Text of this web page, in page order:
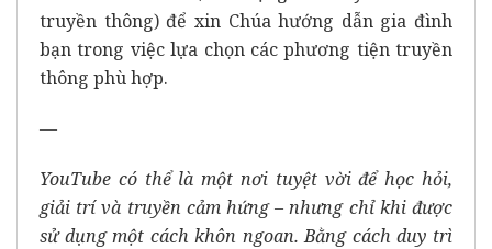
truyền thông) để xin Chúa hướng dẫn gia đình
bạn trong việc lựa chọn các phương tiện truyền
thông phù hợp.
—
YouTube có thể là một nơi tuyệt vời để học hỏi,
giải trí và truyền cảm hứng – nhưng chỉ khi được
sử dụng một cách khôn ngoan. Bằng cách duy trì